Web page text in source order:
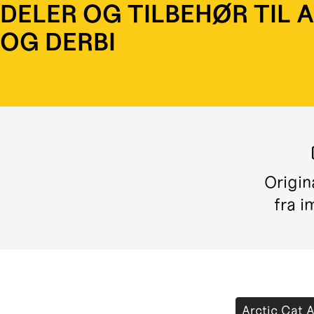
DELER OG TILBEHØR TIL
OG DERBI
fra
Arctic Cat